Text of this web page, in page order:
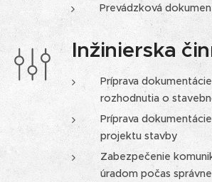
Prevádzková
Inžinierska
Príprava
rozhodnutia o
Príprava
projektu stavby
Zabezpečenie
úradom počas